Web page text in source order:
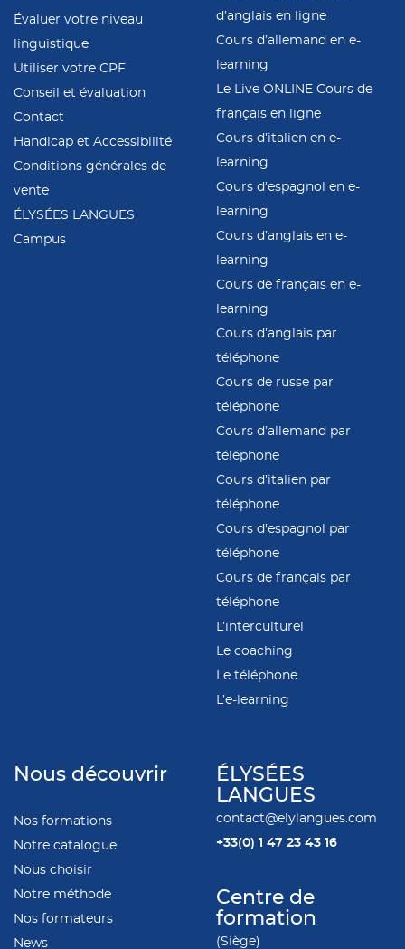
Évaluer votre niveau
linguistique
Utiliser votre CPF
Conseil et évaluation
Contact
Handicap et Accessibilité
Conditions générales de
vente
ÉLYSÉES LANGUES
Campus
d’anglais en ligne
Cours d’allemand en e-
learning
Le Live ONLINE Cours de
français en ligne
Cours d’italien en e-
learning
Cours d’espagnol en e-
learning
Cours d’anglais en e-
learning
Cours de français en e-
learning
Cours d’anglais par
téléphone
Cours de russe par
téléphone
Cours d’allemand par
téléphone
Cours d’italien par
téléphone
Cours d’espagnol par
téléphone
Cours de français par
téléphone
L’interculturel
Le coaching
Le téléphone
L’e-learning
Nous découvrir
Nos formations
Notre catalogue
Nous choisir
Notre méthode
Nos formateurs
News
ÉLYSÉES
LANGUES
contact@elylangues.com
+33(0) 1 47 23 43 16
Centre de
formation
(Siège)